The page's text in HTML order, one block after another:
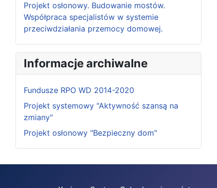
Projekt osłonowy. Budowanie mostów.
Współpraca specjalistów w systemie
przeciwdziałania przemocy domowej.
Informacje archiwalne
Fundusze RPO WD 2014-2020
Projekt systemowy "Aktywność szansą na
zmiany"
Projekt osłonowy "Bezpieczny dom"